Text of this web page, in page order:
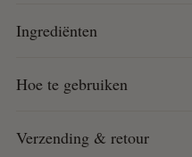
glans toevoegt en
voorkomt uitdroging
Ingrediënten
Hoe te gebruiken
Verzending & retour